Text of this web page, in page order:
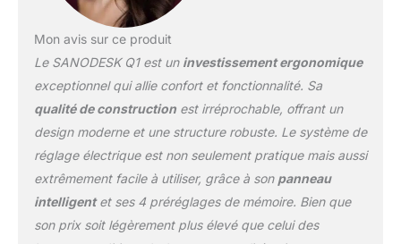
automatiquement pour
économiser de l'énergie
lorsque le bureau est
arrêté. HAUTEUR
RÉGLABLE : La plage de
réglage de la hauteur est
de 71 cm à 116 cm. Que
vous soyez assis ou
debout, il offre
l'expérience la plus
Mon avis sur ce produit
Le SANODESK Q1 est un investissement ergonomique
exceptionnel qui allie confort et fonctionnalité. Sa
qualité de constructionest irréprochable, offrant un
design moderne et une structure robuste. Le système de
réglage électrique est non seulement pratique mais aussi
extrêmement facile à utiliser, grâce à son panneau
intelligentet ses 4 préréglages de mémoire. Bien que
son prix soit légèrement plus élevé que celui des